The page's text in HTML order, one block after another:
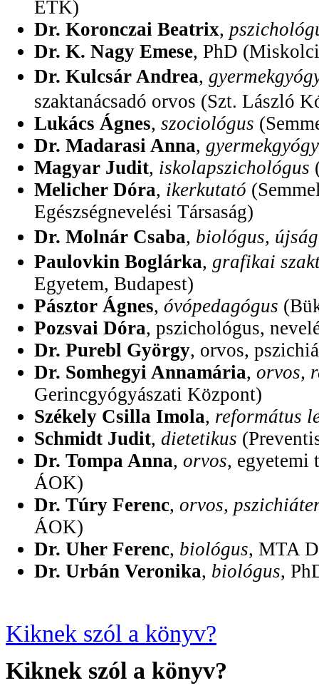
ETK)
Dr. Koronczai Beatrix,
Dr. K. Nagy Emese, PhD
Dr. Kulcsár Andrea,
szaktanácsadó orvos (Szt. László
Lukács Ágnes, szociológus
Dr. Madarasi Anna,
Magyar Judit, iskolapszichológus
Melicher Dóra, ikerkutató
Egészségnevelési Társaság)
Dr. Molnár Csaba, biológus,
Paulovkin Boglárka, grafikai
Egyetem, Budapest)
Pásztor Ágnes, óvópedagógus
Pozsvai Dóra, pszichológus,
Dr. Purebl György, orvos,
Dr. Somhegyi Annamária, orvos,
Gerincgyógyászati Központ)
Székely Csilla Imola, református
Schmidt Judit, dietetikus
Dr. Tompa Anna, orvos, egyetemi
ÁOK)
Dr. Túry Ferenc, orvos,
ÁOK)
Dr. Uher Ferenc, biológus, MTA
Dr. Urbán Veronika, biológus,
Kiknek szól a könyv?
Kiknek szól a könyv?